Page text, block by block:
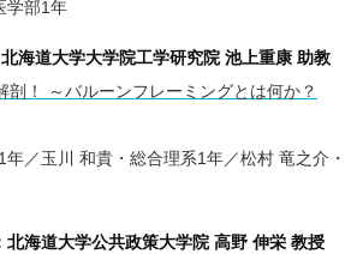
学部1年
海道大学大学院工学研究院 池上重康 助教
剖！ ～バルーンフレーミングとは何か？
／玉川 和貴・総合理系1年／松村 竜之介・
北海道大学公共政策大学院 高野 伸栄 教授